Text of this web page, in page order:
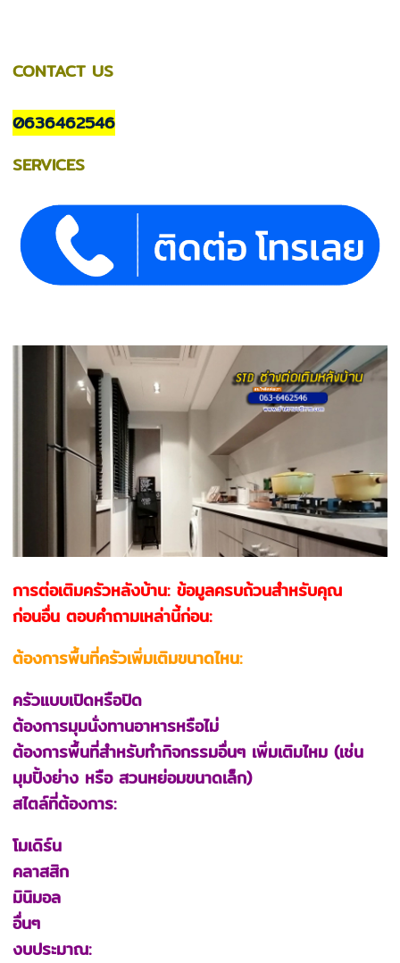
CONTACT US
0636462546
SERVICES
การต่อเติมครัวหลังบ้าน: ข้อมูลครบถ้วนสำหรับคุณ
ก่อนอื่น ตอบคำถามเหล่านี้ก่อน:
ต้องการพื้นที่ครัวเพิ่มเติมขนาดไหน:
ครัวแบบเปิดหรือปิด
ต้องการมุมนั่งทานอาหารหรือไม่
ต้องการพื้นที่สำหรับทำกิจกรรมอื่นๆ เพิ่มเติมไหม (เช่น
มุมปิ้งย่าง หรือ สวนหย่อมขนาดเล็ก)
สไตล์ที่ต้องการ:
โมเดิร์น
คลาสสิก
มินิมอล
อื่นๆ
งบประมาณ: